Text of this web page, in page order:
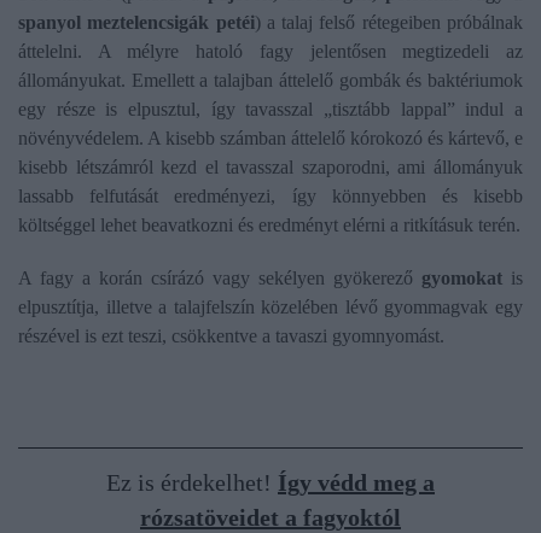
spanyol meztelencsigák petéi) a talaj felső rétegeiben próbálnak
áttelelni. A mélyre hatoló fagy jelentősen megtizedeli az
állományukat. Emellett a talajban áttelelő gombák és baktériumok
egy része is elpusztul, így tavasszal „tisztább lappal” indul a
növényvédelem. A kisebb számban áttelelő kórokozó és kártevő, e
kisebb létszámról kezd el tavasszal szaporodni, ami állományuk
lassabb felfutását eredményezi, így könnyebben és kisebb
költséggel lehet beavatkozni és eredményt elérni a ritkításuk terén.
A fagy a korán csírázó vagy sekélyen gyökerező gyomokat is
elpusztítja, illetve a talajfelszín közelében lévő gyommagvak egy
részével is ezt teszi, csökkentve a tavaszi gyomnyomást.
Ez is érdekelhet! Így védd meg a
rózsatöveidet a fagyoktól